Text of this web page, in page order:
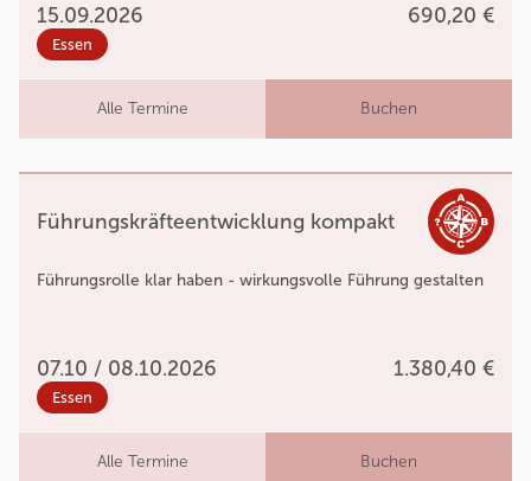
15.09.2026 690,20 €
Essen
Alle Termine Buchen
Führungskräfteentwicklung kompakt
Führungsrolle klar haben - wirkungsvolle Führung gestalten
07.10 / 08.10.2026 1.380,40 €
Essen
Alle Termine Buchen